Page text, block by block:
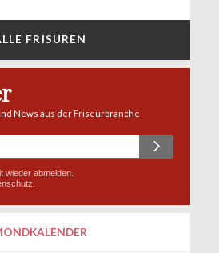
FRISUREN
News aus der Friseurbranche
wieder abmelden.